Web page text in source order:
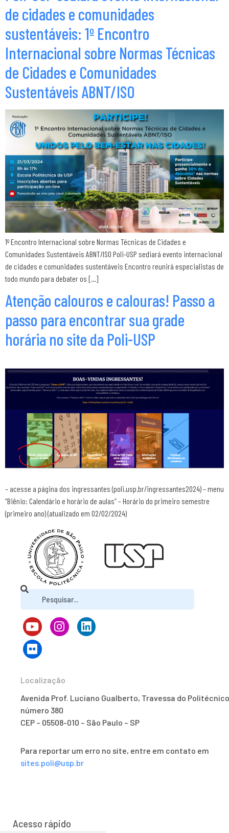
de cidades e comunidades
sustentáveis: 1º Encontro
Internacional sobre Normas Técnicas
de Cidades e Comunidades
Sustentáveis ABNT/ISO
1º Encontro Internacional sobre Normas Técnicas de Cidades e
Comunidades Sustentáveis ABNT/ISO Poli-USP sediará evento internacional
de cidades e comunidades sustentáveis Encontro reunirá especialistas de
todo mundo para debater os […]
Atenção calouros e calouras! Passo a
passo para encontrar sua grade
horária no site da Poli-USP
– acesse a página dos ingressantes (poli.usp.br/ingressantes2024) – menu
“Biênio: Calendário e horário de aulas” – Horário do primeiro semestre
(primeiro ano) (atualizado em 02/02/2024)
Localização
Avenida Prof. Luciano Gualberto, Travessa do
número 380
CEP – 05508-010 – São Paulo – SP
Para reportar um erro no site, entre em contato em
sites.poli@usp.br
Acesso rápido